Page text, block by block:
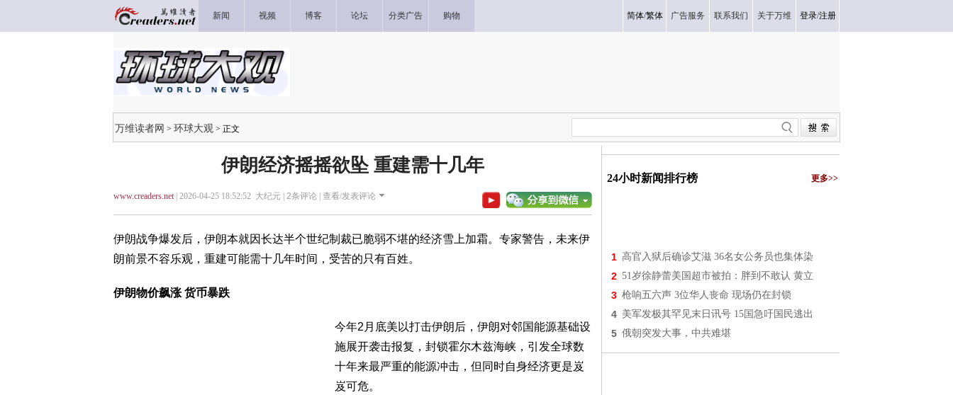
新闻 视频 博客 论坛 分类广告 购物 简体/繁体 广告服务 联系我们 关于万维 登录/注册
万维读者网 > 环球大观 > 正文
伊朗经济摇摇欲坠 重建需十几年
www.creaders.net| 2026-04-25 18:52:52 大纪元 | 2条评论 | 查看/发表评论
伊朗战争爆发后，伊朗本就因长达半个世纪制裁已脆弱不堪的经济雪上加霜。专家警告，未来伊
朗前景不容乐观，重建可能需十几年时间，受苦的只有百姓。
伊朗物价飙涨 货币暴跌
今年2月底美以打击伊朗后，伊朗对邻国能源基础设
施展开袭击报复，封锁霍尔木兹海峡，引发全球数
十年来最严重的能源冲击，但同时自身经济更是岌
岌可危。
24小时新闻排行榜 更多>>
1 高官入狱后确诊艾滋 36名女公务员也集体染
2 51岁徐静蕾美国超市被拍：胖到不敢认 黄立
3 枪响五六声 3位华人丧命 现场仍在封锁
4 美军发极其罕见末日讯号 15国急吁国民逃出
5 俄朝突发大事，中共难堪